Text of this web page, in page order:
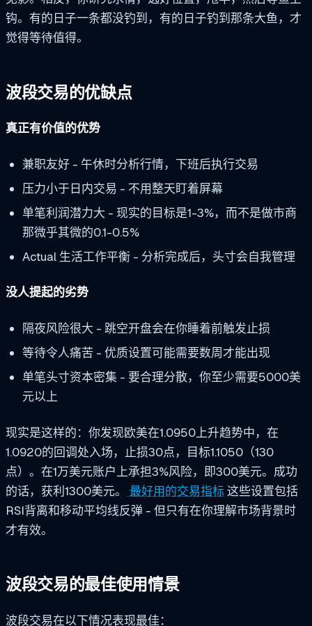
钩。有的日子一条都没钓到，有的日子钓到那条大鱼，才
觉得等待值得。
波段交易的优缺点
真正有价值的优势
兼职友好 - 午休时分析行情，下班后执行交易
压力小于日内交易 - 不用整天盯着屏幕
单笔利润潜力大 - 现实的目标是1-3%，而不是做市商
那微乎其微的0.1-0.5%
Actual 生活工作平衡 - 分析完成后，头寸会自我管理
没人提起的劣势
隔夜风险很大 - 跳空开盘会在你睡着前触发止损
等待令人痛苦 - 优质设置可能需要数周才能出现
单笔头寸资本密集 - 要合理分散，你至少需要5000美
元以上
现实是这样的：你发现欧美在1.0950上升趋势中，在
1.0920的回调处入场，止损30点，目标1.1050（130
点）。在1万美元账户上承担3%风险，即300美元。成功
的话，获利1300美元。
最好用的交易指标这些设置包括
RSI背离和移动平均线反弹 - 但只有在你理解市场背景时
才有效。
波段交易的最佳使用情景
波段交易在以下情况表现最佳：